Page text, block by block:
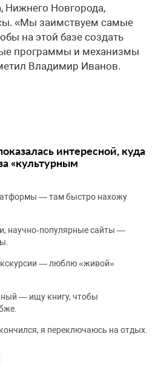
Нижнего Новгорода,
«Мы заимствуем самые
на этой базе создать
программы и механизмы
Владимир Иванов.
интересной, куда
«культурным
— там быстро нахожу
научно‑популярные сайты —
— люблю «живой»
— ищу книгу, чтобы
я переключаюсь на отдых.